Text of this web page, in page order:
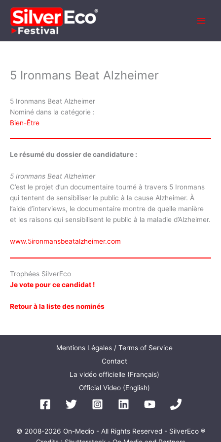
contenu
5 Ironmans Beat Alzheimer
5 Ironmans Beat Alzheimer
Nominé dans la catégorie :
Bien-Être
Le résumé du dossier de candidature :
5 Ironmans Beat Alzheimer
C’est le projet d’un documentaire tourné à travers 5 Ironmans
qui tentent de sensibiliser le public à la cause Alzheimer. À
l’aide d’interviews, le documentaire montre de quelle manière
et les raisons qui sensibilisent le public à la maladie d’Alzheimer.
www.5ironmansbeatalzheimer.com
Trophées SilverEco
Je vote pour ce candidat !
Retour à la liste des nominés
Mentions Légales / Terms of Service
Contact
La vidéo officielle (Français)
Official Video (English)
© 2008-2026 On-Medio - All Rights Reserved - SilverEco ®